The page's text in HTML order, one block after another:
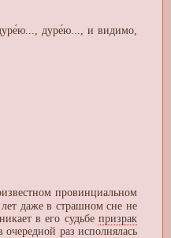
дуре́ю..., и видимо,
провинциальном
даже в страшном сне не
в его судьбепризрак
очередной раз исполнялась